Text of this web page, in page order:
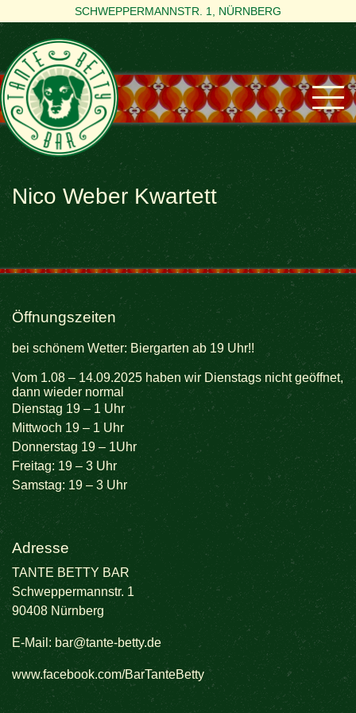
SCHWEPPERMANNSTR. 1, NÜRNBERG
Nico Weber Kwartett
Öffnungszeiten
bei schönem Wetter: Biergarten ab 19 Uhr!!
Vom 1.08 – 14.09.2025 haben wir Dienstags nicht geöffnet,
dann wieder normal
Dienstag 19 – 1 Uhr
Mittwoch 19 – 1 Uhr
Donnerstag 19 – 1Uhr
Freitag: 19 – 3 Uhr
Samstag: 19 – 3 Uhr
Adresse
TANTE BETTY BAR
Schweppermannstr. 1
90408 Nürnberg
E-Mail: bar@tante-betty.de
www.facebook.com/BarTanteBetty